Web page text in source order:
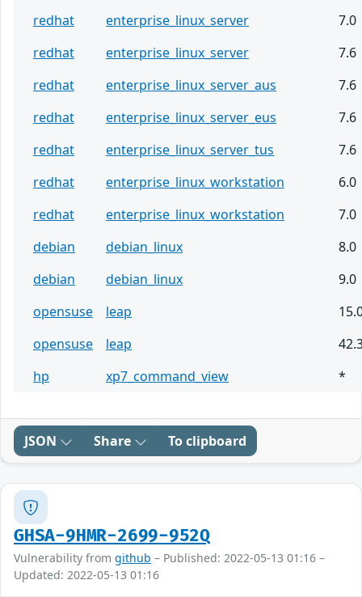
redhat
enterprise_linux_server
7.0
redhat
enterprise_linux_server
7.6
redhat
enterprise_linux_server_aus
7.6
redhat
enterprise_linux_server_eus
7.6
redhat
enterprise_linux_server_tus
7.6
redhat
enterprise_linux_workstation
6.0
redhat
enterprise_linux_workstation
7.0
debian
debian_linux
8.0
debian
debian_linux
9.0
opensuse
leap
opensuse
leap
hp
xp7_command_view *
JSON Share To clipboard
GHSA-9HMR-2699-952Q
Vulnerability from github – Published: 2022-05-13 01:16 –
Updated: 2022-05-13 01:16